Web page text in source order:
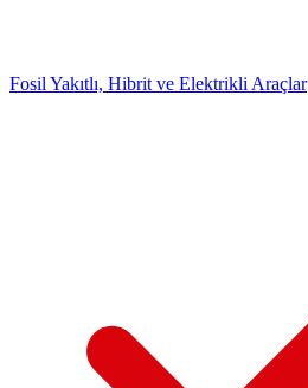
Fosil Yakıtlı, Hibrit ve Elektrikli Araçlar